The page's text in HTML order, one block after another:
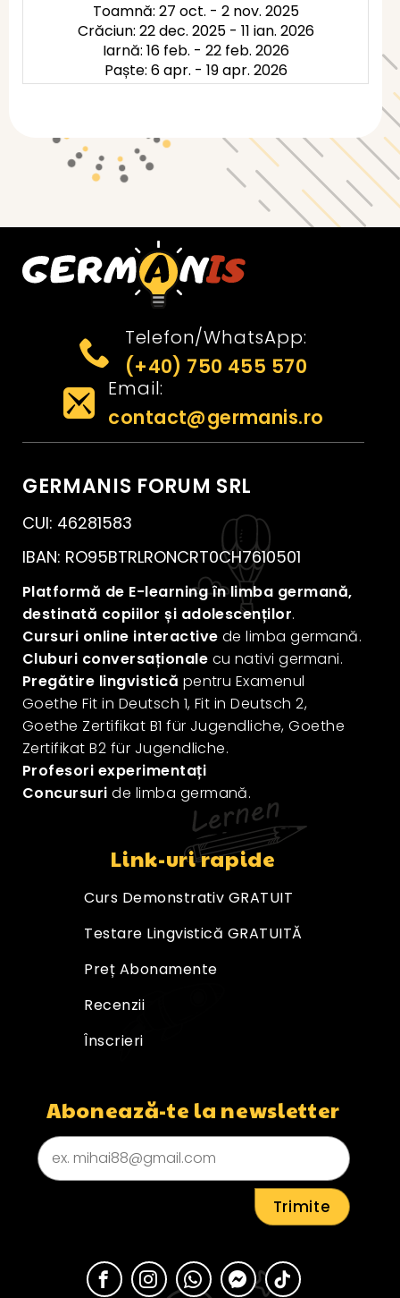
Toamnă: 27 oct. - 2 nov. 2025
Crăciun: 22 dec. 2025 - 11 ian. 2026
Iarnă: 16 feb. - 22 feb. 2026
Paște: 6 apr. - 19 apr. 2026
Telefon/WhatsApp:
(+40) 750 455 570
Email:
contact@germanis.ro
GERMANIS FORUM SRL
CUI: 46281583
IBAN: RO95BTRLRONCRT0CH7610501
Platformă de E-learning în limba germană,
destinată copiilor și adolescenților.
Cursuri online interactive de limba germană.
Cluburi conversaționale cu nativi germani.
Pregătire lingvistică pentru Examenul
Goethe Fit in Deutsch 1, Fit in Deutsch 2,
Goethe Zertifikat B1 für Jugendliche, Goethe
Zertifikat B2 für Jugendliche.
Profesori experimentați
Concursuri de limba germană.
Link-uri rapide
Curs Demonstrativ GRATUIT
Testare Lingvistică GRATUITĂ
Preț Abonamente
Recenzii
Înscrieri
Abonează-te la newsletter